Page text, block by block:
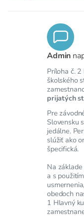
Admin
Príloha č.
školského
prijatých
Pre
Slovensku
jedálne.
slúžiť ako
špecifická.
Na
a s
obedoch
1 Hlavný